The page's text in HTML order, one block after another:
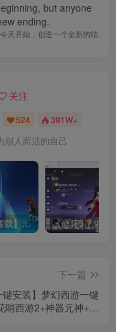
but anyone
ending.
天开始，创造一个全新的结
关注
524 391W+
别人而活的自己
[一键安装] 【转载】原神3.4真端服务端+源码+配套客户端+详尽说明+GM工具+源码说明文件
下一篇
键安装】梦幻西游一键
哨西游2+神器元神+独